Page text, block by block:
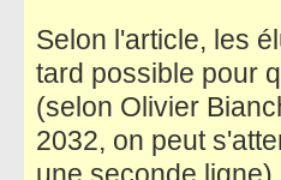
Selon l'article, les
tard possible pour
(selon Olivier
2032, on peut
une seconde ligne)